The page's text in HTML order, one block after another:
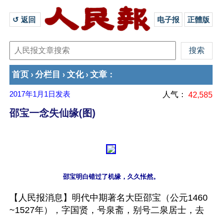
↺ 返回 电子报 正體版
首页 › 分栏目 › 文化› 文章 ：
2017年1月1日 发表 人气： 42,585
邵宝一念失仙缘(图)
【人民报消息】明代中期著名大臣邵宝（公元1460
~1527年），字国贤，号泉斋，别号二泉居士，去